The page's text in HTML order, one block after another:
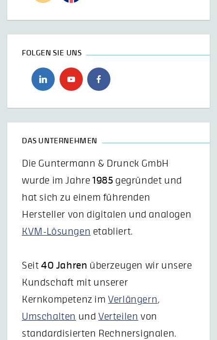
FOLGEN SIE UNS
DAS UNTERNEHMEN
Die Guntermann & Drunck GmbH
wurde im Jahre 1985 gegründet und
hat sich zu einem führenden
Hersteller von digitalen und analogen
KVM-Lösungen etabliert.
Seit 40 Jahren überzeugen wir unsere
Kundschaft mit unserer
Kernkompetenz imVerlängern ,
Umschalten und Verteilen von
standardisierten Rechnersignalen.